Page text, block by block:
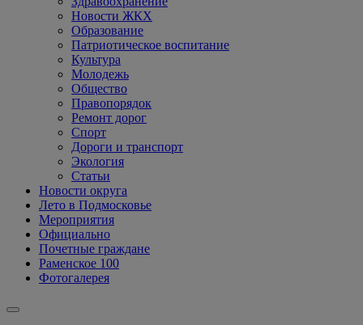
Новости ЖКХ
Образование
Патриотическое воспитание
Культура
Молодежь
Общество
Правопорядок
Ремонт дорог
Спорт
Дороги и транспорт
Экология
Статьи
Новости округа
Лето в Подмосковье
Мероприятия
Официально
Почетные граждане
Раменское 100
Фотогалерея